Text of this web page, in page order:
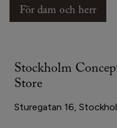
För dam och herr
Stockholm
Store
Sturegatan 16,